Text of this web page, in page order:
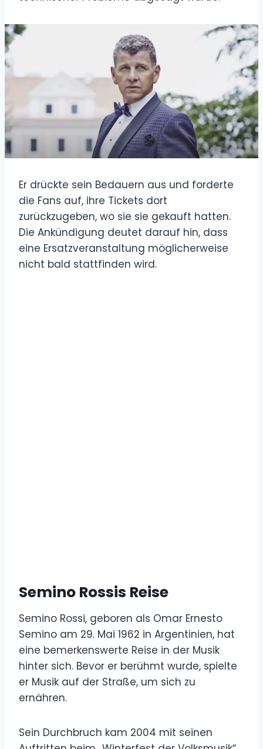
Er drückte sein Bedauern aus und forderte
die Fans auf, ihre Tickets dort
zurückzugeben, wo sie sie gekauft hatten.
Die Ankündigung deutet darauf hin, dass
eine Ersatzveranstaltung möglicherweise
nicht bald stattfinden wird.
Semino Rossis Reise
Semino Rossi, geboren als Omar Ernesto
Semino am 29. Mai 1962 in Argentinien, hat
eine bemerkenswerte Reise in der Musik
hinter sich. Bevor er berühmt wurde, spielte
er Musik auf der Straße, um sich zu
ernähren.
Sein Durchbruch kam 2004 mit seinen